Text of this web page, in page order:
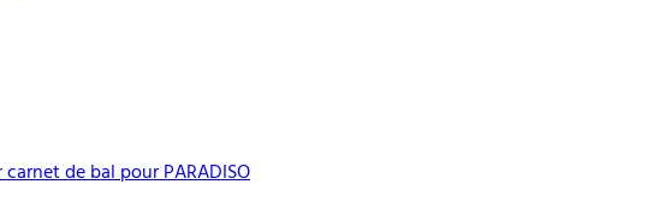
de bal pour PARADISO